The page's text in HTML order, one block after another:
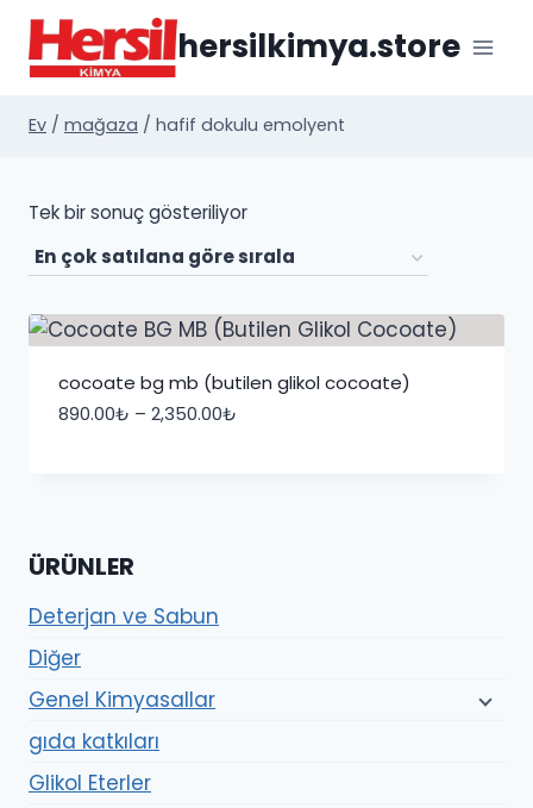
İçeriğe
geç
hersilkimya.store
Ev / mağaza / hafif dokulu emolyent
Tek bir sonuç gösteriliyor
cocoate bg mb (butilen glikol cocoate)
890.00₺ – 2,350.00₺Fiyat
ÜRÜNLER
Deterjan ve Sabun
Diğer
Genel Kimyasallar
gıda katkıları
Glikol Eterler